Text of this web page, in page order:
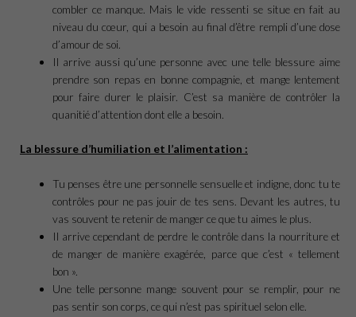
combler ce manque. Mais le vide ressenti se situe en fait au
niveau du cœur, qui a besoin au final d’être rempli d’une dose
d’amour de soi.
Il arrive aussi qu’une personne avec une telle blessure aime
prendre son repas en bonne compagnie, et mange lentement
pour faire durer le plaisir. C’est sa manière de contrôler la
quanitié d’attention dont elle a besoin.
La blessure d’humiliation et l’alimentation :
Tu penses être une personnelle sensuelle et indigne, donc tu te
contrôles pour ne pas jouir de tes sens. Devant les autres, tu
vas souvent te retenir de manger ce que tu aimes le plus.
Il arrive cependant de perdre le contrôle dans la nourriture et
de manger de manière exagérée, parce que c’est « tellement
bon ».
Une telle personne mange souvent pour se remplir, pour ne
pas sentir son corps, ce qui n’est pas spirituel selon elle.